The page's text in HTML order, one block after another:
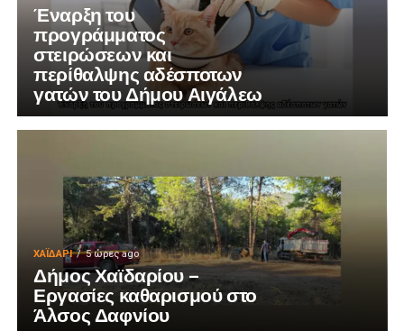
Έναρξη του
προγράμματος
στειρώσεων και
περίθαλψης αδέσποτων
γατών του Δήμου Αιγάλεω
ΧΑΪΔΑΡΙ 5 ώρες ago
Δήμος Χαϊδαρίου –
Εργασίες καθαρισμού στο
Άλσος Δαφνίου